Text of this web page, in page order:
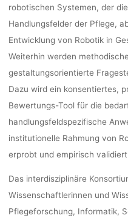
robotischen Systemen, der
Handlungsfelder der Pflege,
Entwicklung von Robotik in
Weiterhin werden
gestaltungsorientierte
Dazu wird ein konsentiertes,
Bewertungs-Tool für die
handlungsfeldspezifische
institutionelle Rahmung von
erprobt und empirisch
Das interdisziplinäre
Wissenschaftlerinnen und
Pflegeforschung, Informatik,